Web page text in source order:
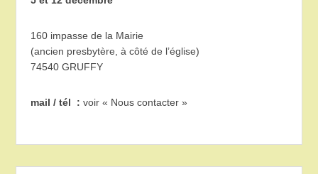
160 impasse de la Mairie
(ancien presbytère, à côté de l’église)
74540 GRUFFY
mail / tél :voir « Nous contacter »